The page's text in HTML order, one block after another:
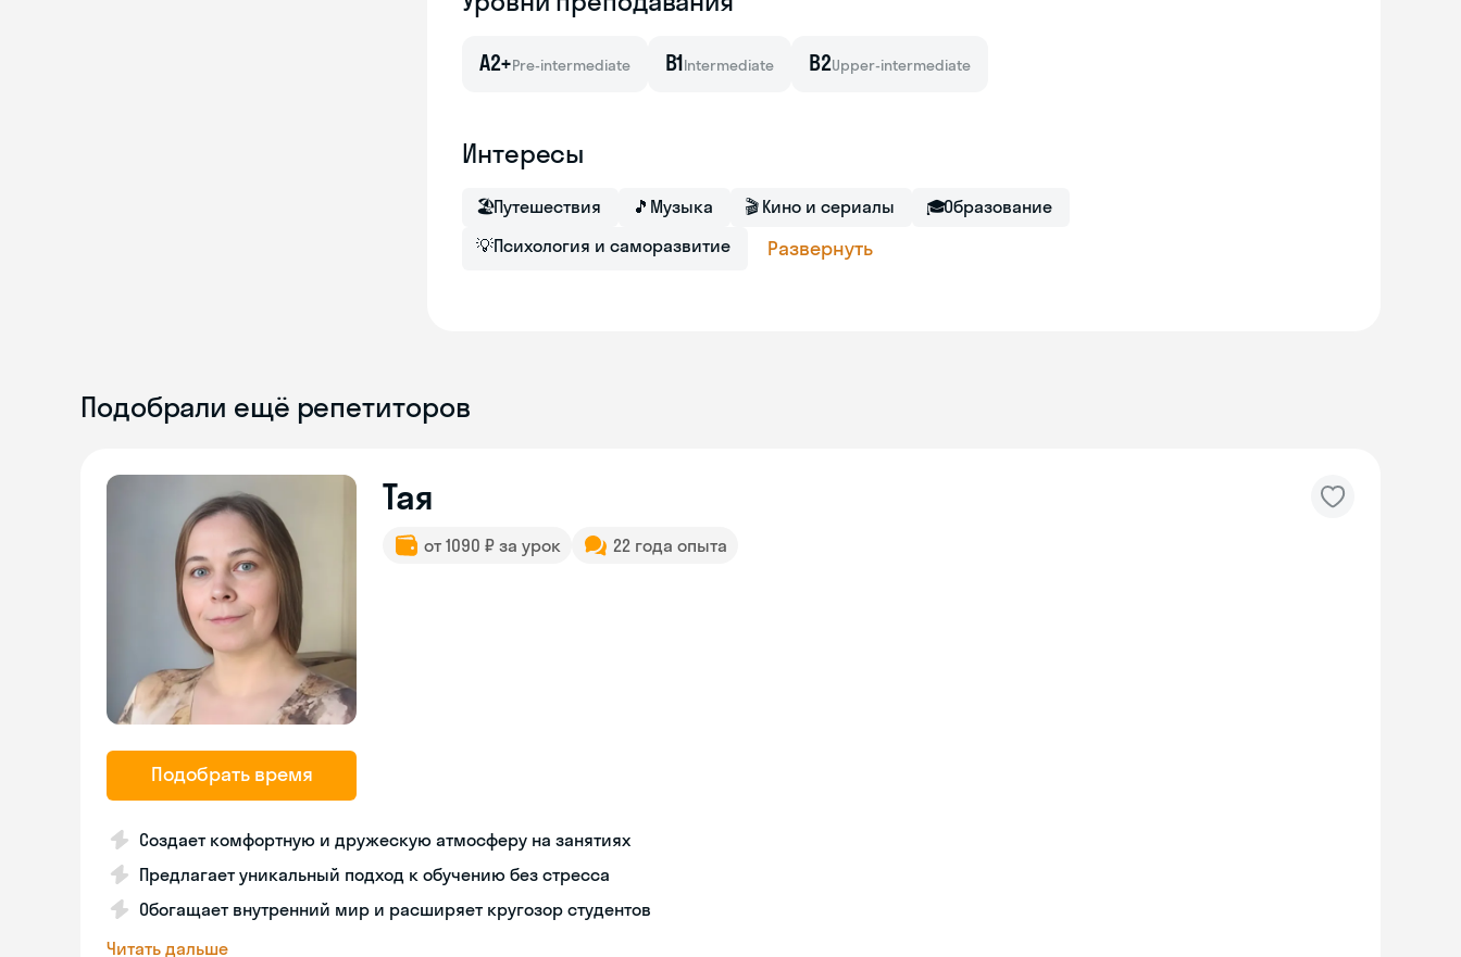
A2+Pre-intermediate B1Intermediate B2Upper-intermediate
Интересы
🏖Путешествия 🎵 Музыка 🎬 Кино и сериалы 🎓Образование
💡Психология и саморазвитие Развернуть
Подобрали ещё репетиторов
Подобрать время
Тая
от 1090 ₽ за урок 22 года опыта
Создает комфортную и дружескую атмосферу на занятиях
Предлагает уникальный подход к обучению без стресса
Обогащает внутренний мир и расширяет кругозор студентов
Читать дальше